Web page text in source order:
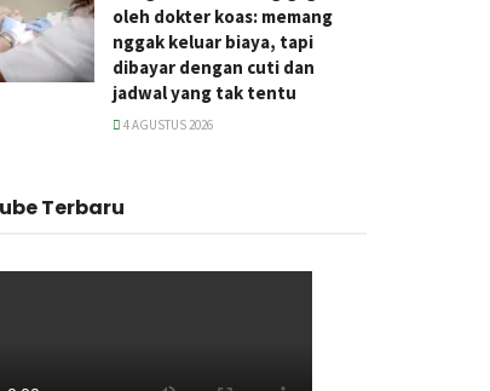
oleh dokter koas: memang
nggak keluar biaya, tapi
dibayar dengan cuti dan
jadwal yang tak tentu
4 AGUSTUS 2026
Terbaru